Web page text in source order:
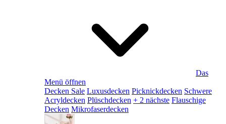
Das
Menü öffnen
Decken Sale Luxusdecken Picknickdecken Schwere
Acryldecken Plüschdecken + 2 nächste Flauschige
Decken Mikrofaserdecken